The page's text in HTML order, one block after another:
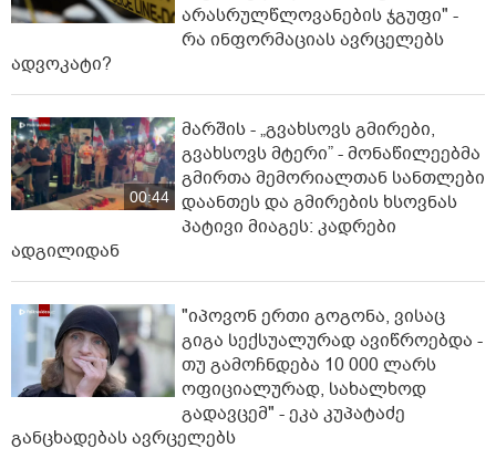
არასრულწლოვანების ჯგუფი" -
რა ინფორმაციას ავრცელებს
ადვოკატი?
00:44
მარშის - „გვახსოვს გმირები,
გვახსოვს მტერი” - მონაწილეებმა
გმირთა მემორიალთან სანთლები
დაანთეს და გმირების ხსოვნას
პატივი მიაგეს: კადრები
ადგილიდან
"იპოვონ ერთი გოგონა, ვისაც
გიგა სექსუალურად ავიწროებდა -
თუ გამოჩნდება 10 000 ლარს
ოფიციალურად, სახალხოდ
გადავცემ" - ეკა კუპატაძე
განცხადებას ავრცელებს